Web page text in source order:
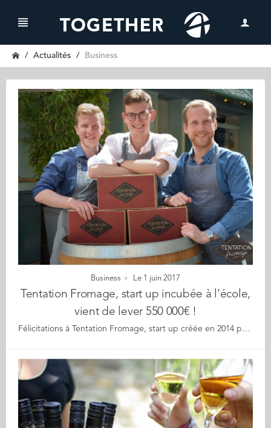
Actualités Business
Business Le 1 juin 2017
Tentation Fromage, start up incubée à l’école,
vient de lever 550 000€ !
Félicitations à Tentation Fromage, start up créée en 2014 par trois diplômés : Alexandre Kipp, Laurent Caralp et Matthieu Favroul (GE 15), qui vient de boucler sa première levée de fonds de 550 000€ ! La start-up, située entre Paris et Nantes, est la première place de marché spécialisée dans l’univers du fromage. Elle propose un service de livraison de plateaux de fromage partout en France et dans 30 pays en Europe, en drive, coursier, en 30 minutes ou en 24 heures. Tentation Fromage surfe sur le marché en pleine expansion de la Food Tech et multiplie les initiatives originales visant à renouveler l’image du fromager : bûche de Noël ou œufs de Pâques au fromage. Sa cible privilégiée : les 25-40 ans qui n’ont pas le temps d’aller à la fromagerie. Les trois fondateurs se sont rencontrés sur les bancs de l’école, Tentation Formage est né de leur projet de majeur entrepreneuriat. Ils ont ensuite été incubés au sein de l’incubateur de l’Alliance Centrale-Audencia-Ensa ce qui leur a permis de bénéficier de locaux, de coaching et d’un accompagnement indispensable. Ils ont également perçu une bourse de vie de la part de la Fondation, afin de se consacrer à 100% à leur projet de création. L’arrivée de plusieurs investisseurs, des business angels privés pour l’essentiel, va leur permettre d’étendre leur service de livraison par coursier en 30 minutes à des villes telles que Lyon, Bordeaux et Marseille d’ici la fin de l’année 2017. La start-up a également pour objectif d’investir massivement dans sa technologie et de refondre son site internet. Aujourd’hui, Tentation Fromage compte une dizaine de fromageries partenaires, 5000 clients et 6 salariés. Longue vie à ces jeunes entrepreneurs made in Audencia !